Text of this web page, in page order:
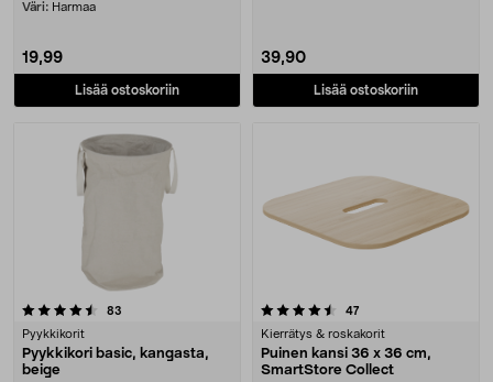
Väri: Harmaa
19,99
Lisää ostoskoriin
39,90
Lisää ostoskoriin
83
Pyykkikorit
Pyykkikori basic, kangasta,
beige
4.5 viidestä tähdestä 47arvostelut
Kierrätys & roskakorit
Puinen kansi 36 x 36 cm,
SmartStore Collect